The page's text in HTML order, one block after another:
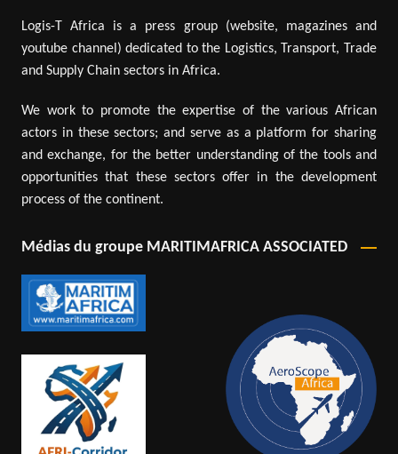
Logis-T Africa is a press group (website, magazines and
youtube channel) dedicated to the Logistics, Transport, Trade
and Supply Chain sectors in Africa.
We work to promote the expertise of the various African
actors in these sectors; and serve as a platform for sharing
and exchange, for the better understanding of the tools and
opportunities that these sectors offer in the development
process of the continent.
Médias du groupe MARITIMAFRICA ASSOCIATED